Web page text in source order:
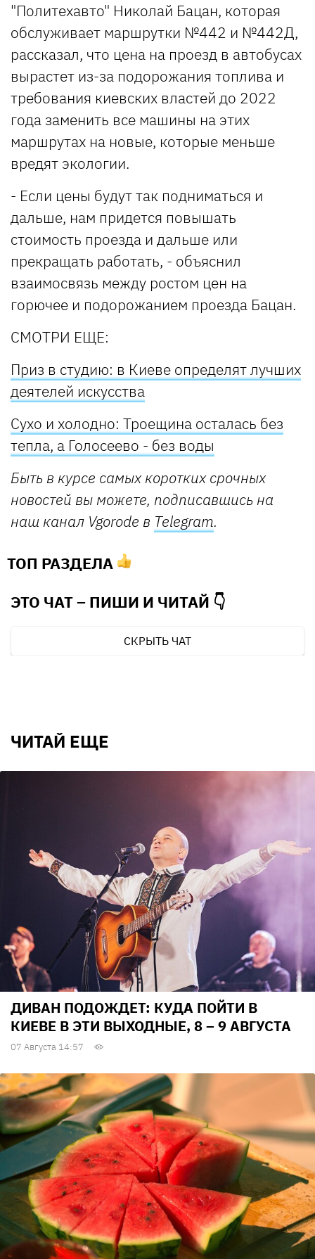
"Политехавто" Николай Бацан, которая
обслуживает маршрутки №442 и №442Д,
рассказал, что цена на проезд в автобусах
вырастет из-за подорожания топлива и
требования киевских властей до 2022
года заменить все машины на этих
маршрутах на новые, которые меньше
вредят экологии.
- Если цены будут так подниматься и
дальше, нам придется повышать
стоимость проезда и дальше или
прекращать работать, - объяснил
взаимосвязь между ростом цен на
горючее и подорожанием проезда Бацан.
СМОТРИ ЕЩЕ:
Приз в студию: в Киеве определят лучших
деятелей искусства
Сухо и холодно: Троещина осталась без
тепла, а Голосеево - без воды
Быть в курсе самых коротких срочных
новостей вы можете, подписавшись на
наш канал Vgorode в Telegram.
ТОП РАЗДЕЛА
ЭТО ЧАТ – ПИШИ И ЧИТАЙ 👇
СКРЫТЬ ЧАТ
ЧИТАЙ ЕЩЕ
ДИВАН ПОДОЖДЕТ: КУДА ПОЙТИ В
КИЕВЕ В ЭТИ ВЫХОДНЫЕ, 8 – 9 АВГУСТА
07 Августа 14:57